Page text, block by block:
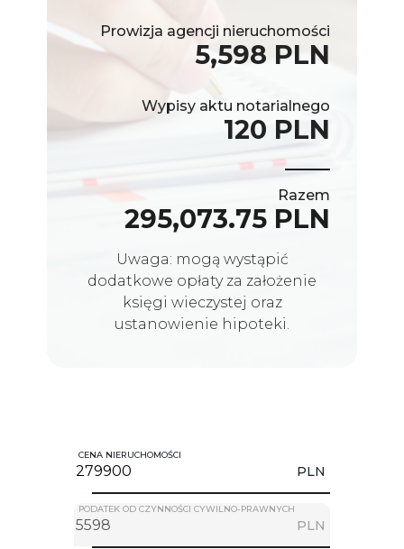
Prowizja agencji nieruchomości
5,598 PLN
Wypisy aktu notarialnego
120 PLN
Razem
295,073.75 PLN
Uwaga: mogą wystąpić
dodatkowe opłaty za założenie
księgi wieczystej oraz
ustanowienie hipoteki.
CENA NIERUCHOMOŚCI
PLN
PODATEK OD CZYNNOŚCI CYWILNO-PRAWNYCH
PLN